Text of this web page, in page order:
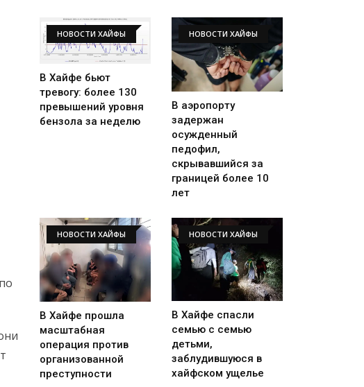
НОВОСТИ ХАЙФЫ
В Хайфе бьют
тревогу: более 130
превышений уровня
бензола за неделю
НОВОСТИ ХАЙФЫ
В аэропорту
задержан
осужденный
педофил,
скрывавшийся за
границей более 10
лет
НОВОСТИ ХАЙФЫ
В Хайфе прошла
масштабная
операция против
организованной
преступности
НОВОСТИ ХАЙФЫ
В Хайфе спасли
семью с семью
детьми,
заблудившуюся в
хайфском ущелье